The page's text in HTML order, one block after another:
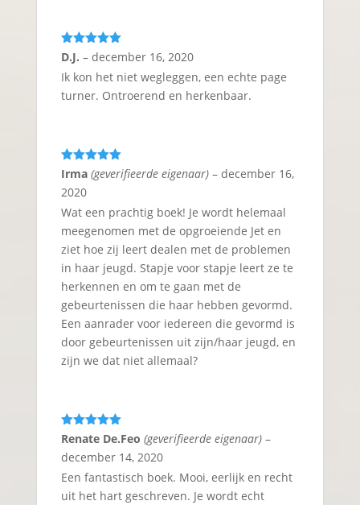
Gewaardeerd
5uit 5
D.J. – december 16, 2020
Ik kon het niet wegleggen, een echte page
turner. Ontroerend en herkenbaar.
Gewaardeerd
5uit 5
Irma (geverifieerde eigenaar) – december 16,
2020
Wat een prachtig boek! Je wordt helemaal
meegenomen met de opgroeiende Jet en
ziet hoe zij leert dealen met de problemen
in haar jeugd. Stapje voor stapje leert ze te
herkennen en om te gaan met de
gebeurtenissen die haar hebben gevormd.
Een aanrader voor iedereen die gevormd is
door gebeurtenissen uit zijn/haar jeugd, en
zijn we dat niet allemaal?
Gewaardeerd
5uit 5
Renate De.Feo (geverifieerde eigenaar) –
december 14, 2020
Een fantastisch boek. Mooi, eerlijk en recht
uit het hart geschreven. Je wordt echt